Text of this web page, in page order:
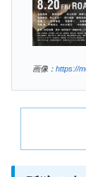
画像： https://